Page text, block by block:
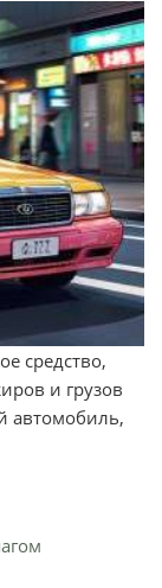
средство,
и грузов
автомобиль,